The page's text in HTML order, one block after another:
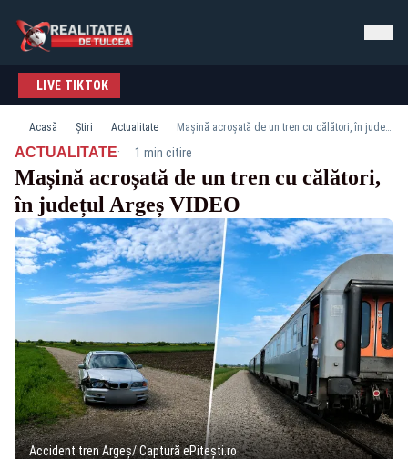
LIVE TIKTOK
Acasă Știri Actualitate Mașină acroșată de un tren cu călători, în județul Argeș VIDEO
ACTUALITATE· 1 min citire
Mașină acroșată de un tren cu călători,
în județul Argeș VIDEO
Accident tren Argeș/ Captură ePitești.ro